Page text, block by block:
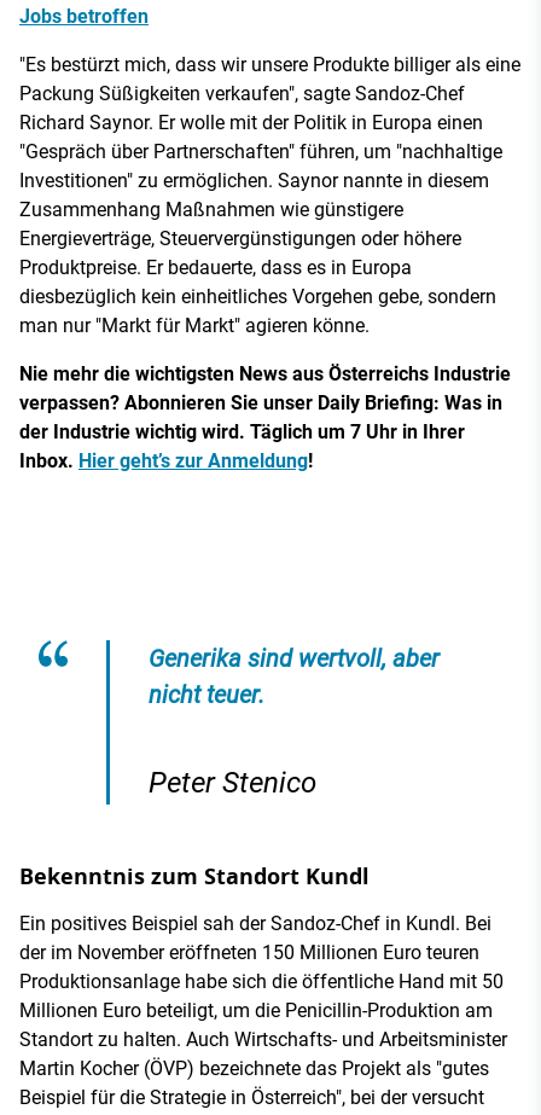
Jobs betroffen
"Es bestürzt mich, dass wir unsere Produkte billiger als eine
Packung Süßigkeiten verkaufen", sagte Sandoz-Chef
Richard Saynor. Er wolle mit der Politik in Europa einen
"Gespräch über Partnerschaften" führen, um "nachhaltige
Investitionen" zu ermöglichen. Saynor nannte in diesem
Zusammenhang Maßnahmen wie günstigere
Energieverträge, Steuervergünstigungen oder höhere
Produktpreise. Er bedauerte, dass es in Europa
diesbezüglich kein einheitliches Vorgehen gebe, sondern
man nur "Markt für Markt" agieren könne.
Nie mehr die wichtigsten News aus Österreichs Industrie
verpassen? Abonnieren Sie unser Daily Briefing: Was in
der Industrie wichtig wird. Täglich um 7 Uhr in Ihrer
Inbox. Hier geht’s zur Anmeldung!
Generika sind wertvoll, aber
nicht teuer.
Peter Stenico
Bekenntnis zum Standort Kundl
Ein positives Beispiel sah der Sandoz-Chef in Kundl. Bei
der im November eröffneten 150 Millionen Euro teuren
Produktionsanlage habe sich die öffentliche Hand mit 50
Millionen Euro beteiligt, um die Penicillin-Produktion am
Standort zu halten. Auch Wirtschafts- und Arbeitsminister
Martin Kocher (ÖVP) bezeichnete das Projekt als "gutes
Beispiel für die Strategie in Österreich", bei der versucht